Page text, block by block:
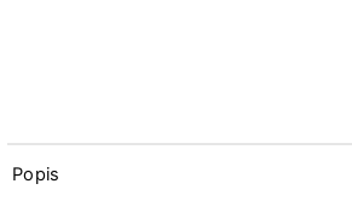
Popis